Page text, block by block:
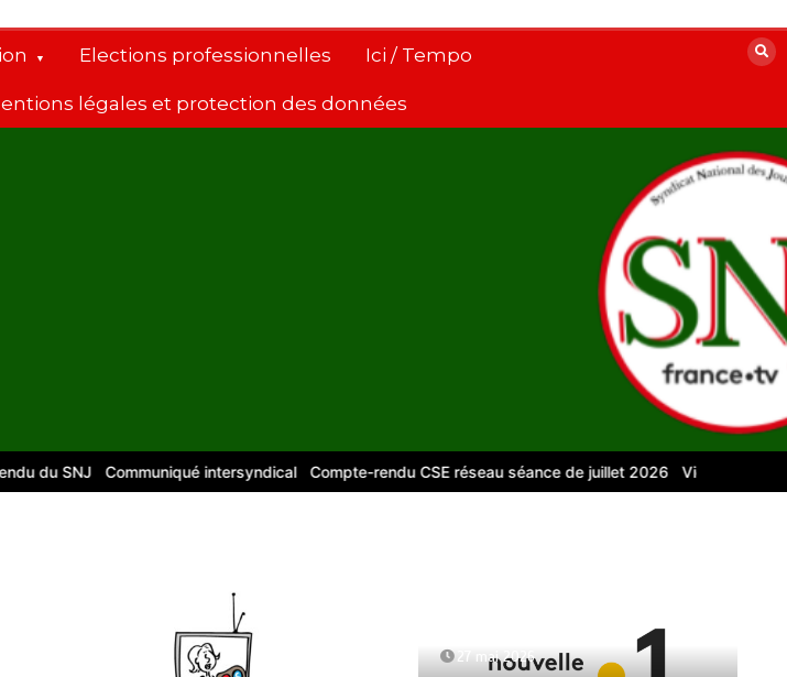
Elections professionnelles Ici / Tempo
légales et protection des données
du SNJ Communiqué intersyndical Compte-rendu CSE réseau séance de juillet 2026 Vidéos pour le
27 mai 2026